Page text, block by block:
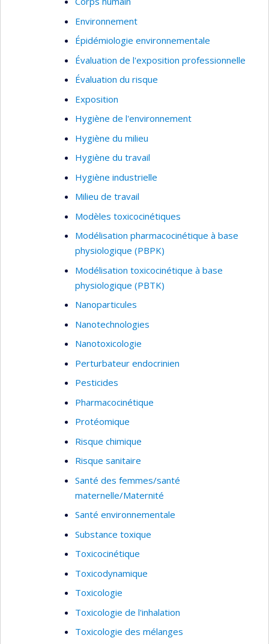
connaissances et les approches participatives.
Environnement
Épidémiologie environnementale
Évaluation de l'exposition professionnelle
Évaluation du risque
Exposition
Hygiène de l'environnement
Hygiène du milieu
Hygiène du travail
Hygiène industrielle
Milieu de travail
Modèles toxicocinétiques
Modélisation pharmacocinétique à base
physiologique (PBPK)
Modélisation toxicocinétique à base
physiologique (PBTK)
Nanoparticules
Nanotechnologies
Nanotoxicologie
Perturbateur endocrinien
Pesticides
Pharmacocinétique
Protéomique
Risque chimique
Risque sanitaire
Santé des femmes/santé
maternelle/Maternité
Santé environnementale
Substance toxique
Toxicocinétique
Toxicodynamique
Toxicologie
Toxicologie de l'inhalation
Toxicologie des mélanges